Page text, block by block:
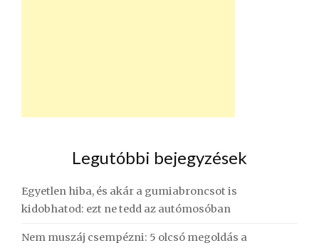
Legutóbbi bejegyzések
Egyetlen hiba, és akár a gumiabroncsot is
kidobhatod: ezt ne tedd az autómosóban
Nem muszáj csempézni: 5 olcsó megoldás a